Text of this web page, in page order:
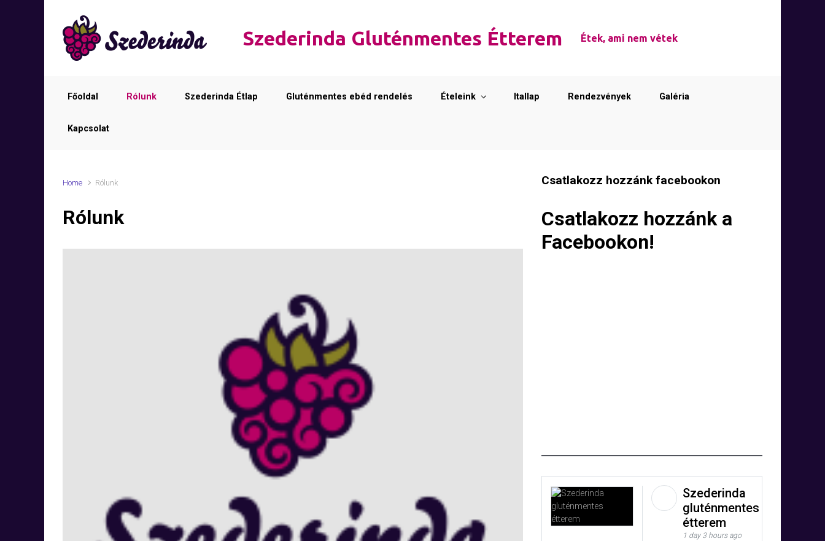
Szederinda Gluténmentes Étterem Étek, ami nem vétek
Főoldal Rólunk Szederinda Étlap Gluténmentes ebéd rendelés Ételeink Itallap Rendezvények Galéria
Kapcsolat
Home Rólunk
Rólunk
Csatlakozz hozzánk facebookon
Csatlakozz hozzánk a
Facebookon!
Szederinda
gluténmentes
étterem
1 day 3 hours ago